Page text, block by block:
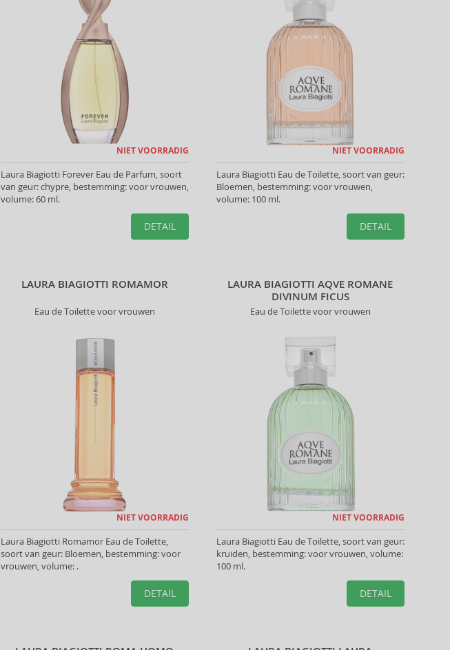
NIET VOORRADIG
Laura Biagiotti Forever Eau de Parfum, soort
van geur: chypre, bestemming: voor vrouwen,
volume: 60 ml.
DETAIL
NIET VOORRADIG
Laura Biagiotti Eau de Toilette, soort van geur:
Bloemen, bestemming: voor vrouwen,
volume: 100 ml.
DETAIL
LAURA BIAGIOTTI ROMAMOR
Eau de Toilette voor vrouwen
NIET VOORRADIG
Laura Biagiotti Romamor Eau de Toilette,
soort van geur: Bloemen, bestemming: voor
vrouwen, volume: .
DETAIL
LAURA BIAGIOTTI AQVE ROMANE
DIVINUM FICUS
Eau de Toilette voor vrouwen
NIET VOORRADIG
Laura Biagiotti Eau de Toilette, soort van geur:
kruiden, bestemming: voor vrouwen, volume:
100 ml.
DETAIL